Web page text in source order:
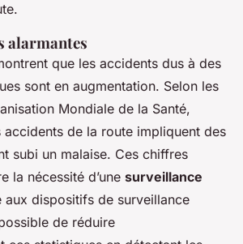
alarmantes
que les accidents dus à des
sont en augmentation. Selon les
Mondiale de la Santé,
de la route impliquent des
subi un malaise. Ces chiffres
la nécessité d’une surveillance
aux dispositifs de surveillance
de réduire